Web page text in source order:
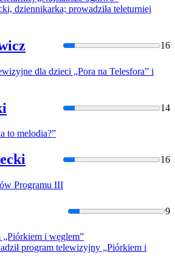
dziennikarka; prowadziła teleturniej
16
dla dzieci „Pora na Telesfora” i
14
to melodia?”
16
Programu III
9
„Piórkiem i węglem”
program telewizyjny „Piórkiem i